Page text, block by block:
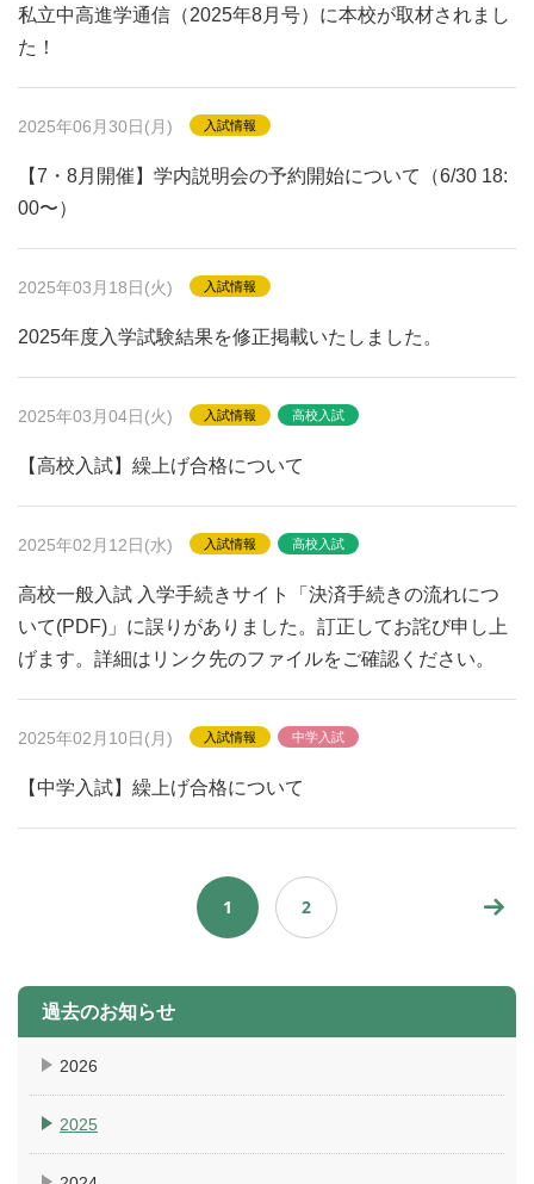
私立中高進学通信（2025年8月号）に本校が取材されまし
た！
2025年06月30日(月) 入試情報
【7・8月開催】学内説明会の予約開始について（6/30 18:
00〜）
2025年03月18日(火) 入試情報
2025年度入学試験結果を修正掲載いたしました。
2025年03月04日(火) 入試情報 高校入試
【高校入試】繰上げ合格について
2025年02月12日(水) 入試情報 高校入試
高校一般入試 入学手続きサイト「決済手続きの流れにつ
いて(PDF)」に誤りがありました。訂正してお詫び申し上
げます。詳細はリンク先のファイルをご確認ください。
2025年02月10日(月) 入試情報 中学入試
【中学入試】繰上げ合格について
1 2
過去のお知らせ
2026
2025